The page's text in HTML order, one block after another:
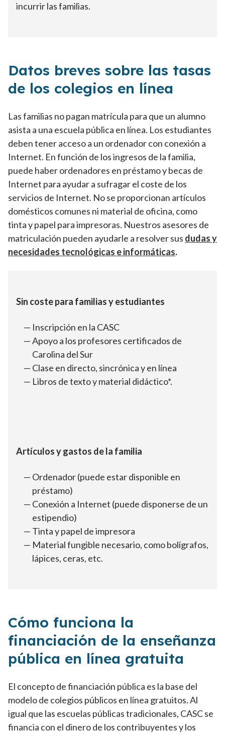
incurrir las familias.
Datos breves sobre las tasas
de los colegios en línea
Las familias no pagan matrícula para que un alumno
asista a una escuela pública en línea. Los estudiantes
deben tener acceso a un ordenador con conexión a
Internet. En función de los ingresos de la familia,
puede haber ordenadores en préstamo y becas de
Internet para ayudar a sufragar el coste de los
servicios de Internet. No se proporcionan artículos
domésticos comunes ni material de oficina, como
tinta y papel para impresoras. Nuestros asesores de
matriculación pueden ayudarle a resolver sus dudas y
necesidades tecnológicas e informáticas.
Sin coste para familias y estudiantes
Inscripción en la CASC
Apoyo a los profesores certificados de
Carolina del Sur
Clase en directo, sincrónica y en línea
Libros de texto y material didáctico*.
Artículos y gastos de la familia
Ordenador (puede estar disponible en
préstamo)
Conexión a Internet (puede disponerse de un
estipendio)
Tinta y papel de impresora
Material fungible necesario, como bolígrafos,
lápices, ceras, etc.
Cómo funciona la
financiación de la enseñanza
pública en línea gratuita
El concepto de financiación pública es la base del
modelo de colegios públicos en línea gratuitos. Al
igual que las escuelas públicas tradicionales, CASC se
financia con el dinero de los contribuyentes y los